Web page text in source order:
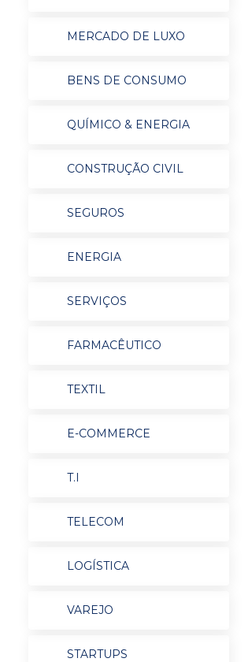
MERCADO DE LUXO
BENS DE CONSUMO
QUÍMICO & ENERGIA
CONSTRUÇÃO CIVIL
SEGUROS
ENERGIA
SERVIÇOS
FARMACÊUTICO
TEXTIL
E-COMMERCE
T.I
TELECOM
LOGÍSTICA
VAREJO
STARTUPS